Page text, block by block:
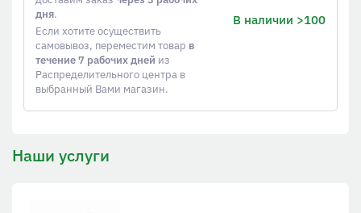
дня.
Если хотите осуществить
самовывоз, переместим товар в
течение 7 рабочих дней из
Распределительного центра в
выбранный Вами магазин.
В наличии >100
Наши услуги